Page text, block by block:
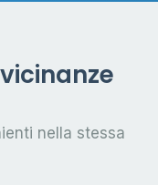
nella stessa